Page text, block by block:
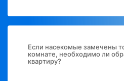
Если насекомые замечены
комнате, необходимо ли
квартиру?